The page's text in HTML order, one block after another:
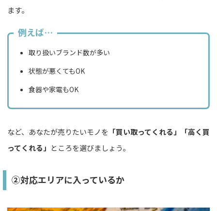
ます。
例えば…
取り扱いブランド数が多い
状態が悪くてもOK
食器や家電もOK
など、あなたが売りたいモノを 「買い取ってくれる」「高く買
ってくれる」 ところを選びましょう。
②対応エリアに入っているか